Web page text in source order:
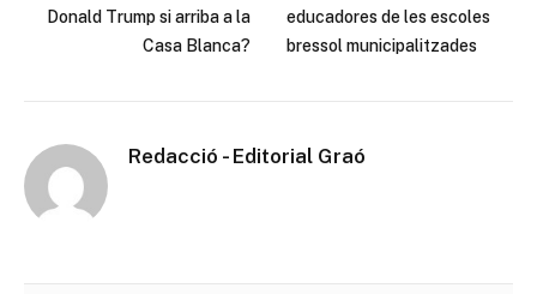
Donald Trump si arriba a la
Casa Blanca?
educadores de les escoles
bressol municipalitzades
Redacció - Editorial Graó